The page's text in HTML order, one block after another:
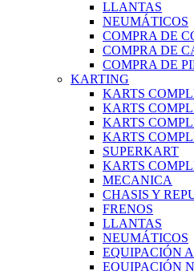
LLANTAS
NEUMÁTICOS
COMPRA DE
COMPRA DE
COMPRA DE
KARTING
KARTS
KARTS
KARTS
KARTS
SUPERKART
KARTS
MECANICA
CHASIS Y
FRENOS
LLANTAS
NEUMÁTICOS
EQUIPACIÓN
EQUIPACIÓN